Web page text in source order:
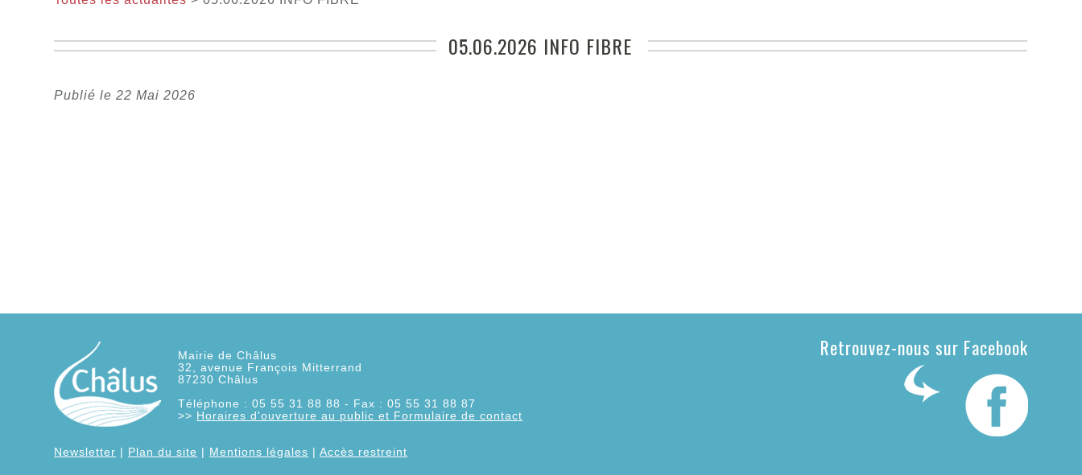
05.06.2026 INFO FIBRE
Publié le 22 Mai 2026
Mairie de Châlus
32, avenue François Mitterrand
87230 Châlus
Téléphone : 05 55 31 88 88 - Fax : 05 55 31 88 87
>> Horaires d'ouverture au public et Formulaire de contact
Newsletter | Plan du site | Mentions légales |Accès restreint
Retrouvez-nous sur Facebook